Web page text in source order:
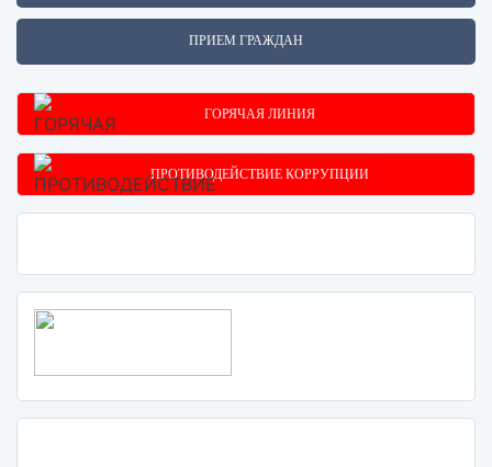
ПРИЕМ ГРАЖДАН
ГОРЯЧАЯ ЛИНИЯ
ПРОТИВОДЕЙСТВИЕ КОРРУПЦИИ